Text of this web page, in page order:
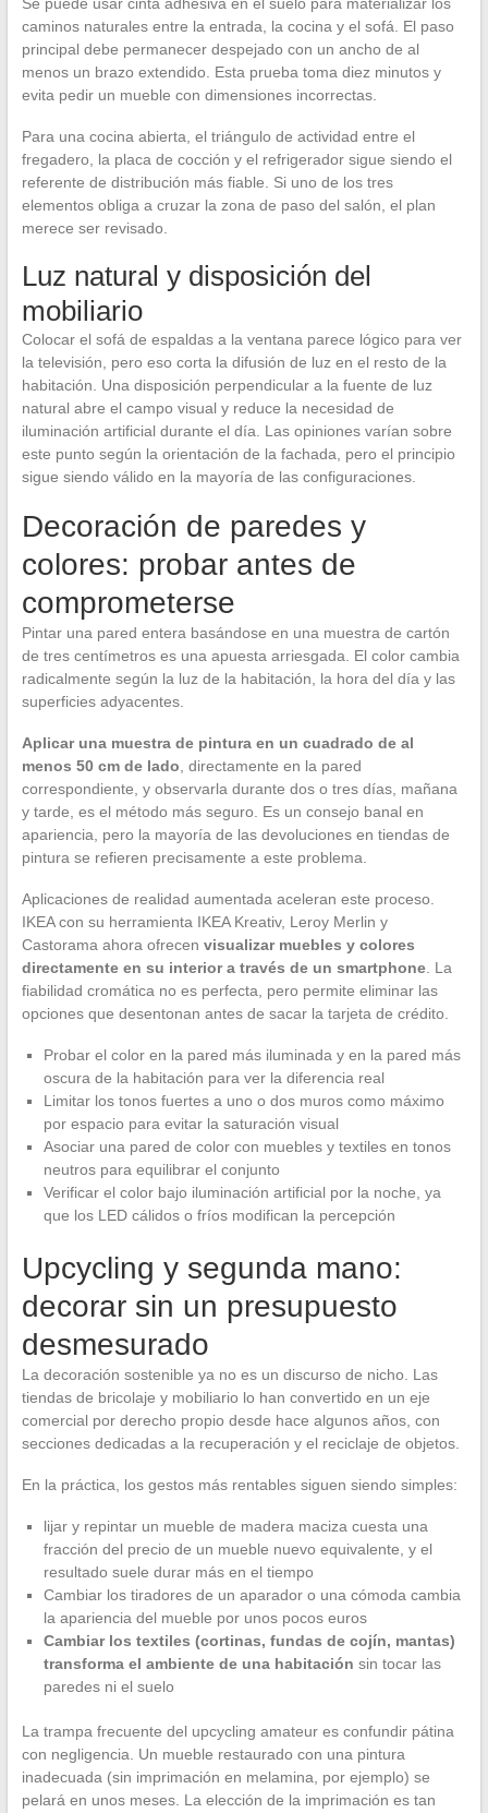
Se puede usar cinta adhesiva en el suelo para materializar los
caminos naturales entre la entrada, la cocina y el sofá. El paso
principal debe permanecer despejado con un ancho de al
menos un brazo extendido. Esta prueba toma diez minutos y
evita pedir un mueble con dimensiones incorrectas.
Para una cocina abierta, el triángulo de actividad entre el
fregadero, la placa de cocción y el refrigerador sigue siendo el
referente de distribución más fiable. Si uno de los tres
elementos obliga a cruzar la zona de paso del salón, el plan
merece ser revisado.
Luz natural y disposición del
mobiliario
Colocar el sofá de espaldas a la ventana parece lógico para ver
la televisión, pero eso corta la difusión de luz en el resto de la
habitación. Una disposición perpendicular a la fuente de luz
natural abre el campo visual y reduce la necesidad de
iluminación artificial durante el día. Las opiniones varían sobre
este punto según la orientación de la fachada, pero el principio
sigue siendo válido en la mayoría de las configuraciones.
Decoración de paredes y
colores: probar antes de
comprometerse
Pintar una pared entera basándose en una muestra de cartón
de tres centímetros es una apuesta arriesgada. El color cambia
radicalmente según la luz de la habitación, la hora del día y las
superficies adyacentes.
Aplicar una muestra de pintura en un cuadrado de al
menos 50 cm de lado, directamente en la pared
correspondiente, y observarla durante dos o tres días, mañana
y tarde, es el método más seguro. Es un consejo banal en
apariencia, pero la mayoría de las devoluciones en tiendas de
pintura se refieren precisamente a este problema.
Aplicaciones de realidad aumentada aceleran este proceso.
IKEA con su herramienta IKEA Kreativ, Leroy Merlin y
Castorama ahora ofrecen visualizar muebles y colores
directamente en su interior a través de un smartphone. La
fiabilidad cromática no es perfecta, pero permite eliminar las
opciones que desentonan antes de sacar la tarjeta de crédito.
Probar el color en la pared más iluminada y en la pared más
oscura de la habitación para ver la diferencia real
Limitar los tonos fuertes a uno o dos muros como máximo
por espacio para evitar la saturación visual
Asociar una pared de color con muebles y textiles en tonos
neutros para equilibrar el conjunto
Verificar el color bajo iluminación artificial por la noche, ya
que los LED cálidos o fríos modifican la percepción
Upcycling y segunda mano:
decorar sin un presupuesto
desmesurado
La decoración sostenible ya no es un discurso de nicho. Las
tiendas de bricolaje y mobiliario lo han convertido en un eje
comercial por derecho propio desde hace algunos años, con
secciones dedicadas a la recuperación y el reciclaje de objetos.
En la práctica, los gestos más rentables siguen siendo simples:
lijar y repintar un mueble de madera maciza cuesta una
fracción del precio de un mueble nuevo equivalente, y el
resultado suele durar más en el tiempo
Cambiar los tiradores de un aparador o una cómoda cambia
la apariencia del mueble por unos pocos euros
Cambiar los textiles (cortinas, fundas de cojín, mantas)
transforma el ambiente de una habitación sin tocar las
paredes ni el suelo
La trampa frecuente del upcycling amateur es confundir pátina
con negligencia. Un mueble restaurado con una pintura
inadecuada (sin imprimación en melamina, por ejemplo) se
pelará en unos meses. La elección de la imprimación es tan